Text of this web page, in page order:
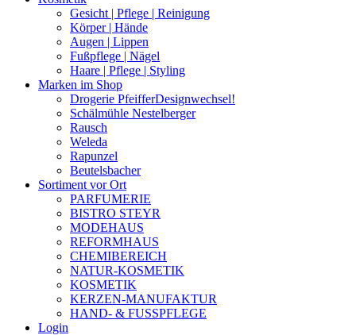
Gesicht | Pflege | Reinigung
Körper | Hände
Augen | Lippen
Fußpflege | Nägel
Haare | Pflege | Styling
Marken im Shop
Drogerie PfeifferDesignwechsel!
Schälmühle Nestelberger
Rausch
Weleda
Rapunzel
Beutelsbacher
Sortiment vor Ort
PARFUMERIE
BISTRO STEYR
MODEHAUS
REFORMHAUS
CHEMIBEREICH
NATUR-KOSMETIK
KOSMETIK
KERZEN-MANUFAKTUR
HAND- & FUSSPFLEGE
Login